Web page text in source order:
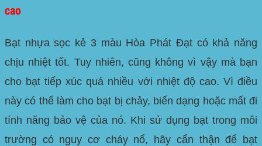
cao
Bạt nhựa sọc kẻ 3 màu Hòa Phát Đạt có khả năng
chịu nhiệt tốt. Tuy nhiên, cũng không vì vậy mà bạn
cho bạt tiếp xúc quá nhiều với nhiệt độ cao. Vì điều
này có thể làm cho bạt bị chảy, biến dạng hoặc mất đi
tính năng bảo vệ của nó. Khi sử dụng bạt trong môi
trường có nguy cơ cháy nổ, hãy cẩn thận để bạt